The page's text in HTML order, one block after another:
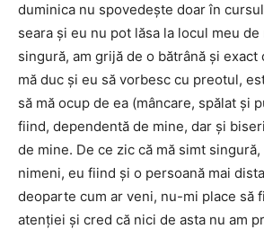
duminica nu spovedeşte doar în
seara şi eu nu pot lăsa la locul meu de
singură, am grijă de o bătrână şi exact
mă duc şi eu să vorbesc cu preotul,
să mă ocup de ea (mâncare, spălat şi
fiind, dependentă de mine, dar şi
de mine. De ce zic că mă simt
nimeni, eu fiind şi o persoană mai
deoparte cum ar veni, nu-mi place să
atenţiei şi cred că nici de asta nu am